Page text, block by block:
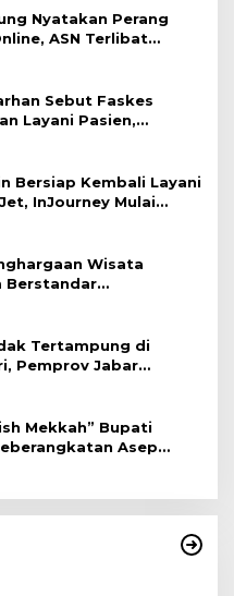
Nyatakan Perang
ASN Terlibat
Tidak Hormat
Sebut Faskes
Layani Pasien,
Berujung Sanksi Tegas
Bersiap Kembali Layani
InJourney Mulai
Wisata
Berstandar
Tertampung di
Pemprov Jabar
Dana Pendidikan
Mekkah” Bupati
Asep